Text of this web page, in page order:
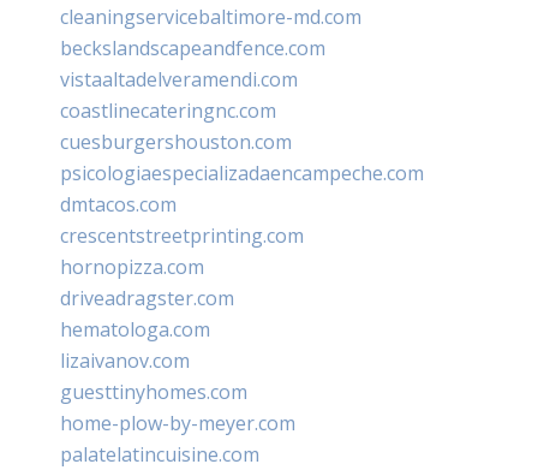
cleaningservicebaltimore-md.com
beckslandscapeandfence.com
vistaaltadelveramendi.com
coastlinecateringnc.com
cuesburgershouston.com
psicologiaespecializadaencampeche.com
dmtacos.com
crescentstreetprinting.com
hornopizza.com
driveadragster.com
hematologa.com
lizaivanov.com
guesttinyhomes.com
home-plow-by-meyer.com
palatelatincuisine.com